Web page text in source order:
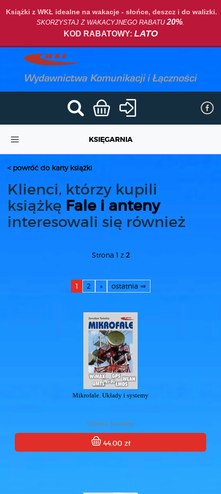
Książki z WKŁ idealne na wakacje - słońce, deszcz i do walizki.
SKORZYSTAJ Z WAKACYJNEGO RABATU20%.
KOD RABATOWY: LATO
KSIĘGARNIA
< powróć do karty książki
Klienci, którzy kupili
książkę Fale i anteny
interesowali się również
Strona 1 z 2
1 2 » ostatnia ⇒
Mikrofale. Układy i systemy
Szóstka Jarosław
44.00 zł